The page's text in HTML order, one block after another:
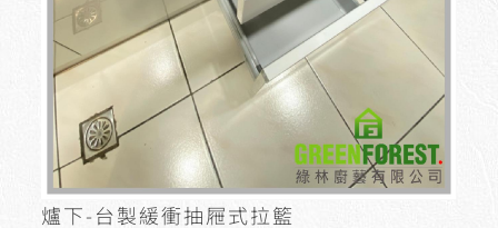
爐下-台製緩衝抽屜式拉籃